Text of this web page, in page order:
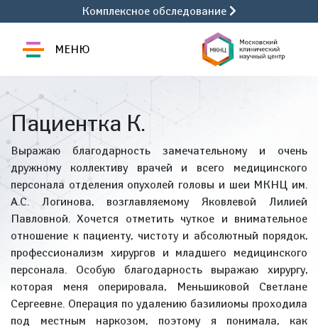
Комплексное обследование
МЕНЮ
Пациентка К.
Выражаю благодарность замечательному и очень
дружному коллективу врачей и всего медицинского
персонала отделения опухолей головы и шеи МКНЦ им.
А.С. Логинова, возглавляемому Яковлевой Лилией
Павловной. Хочется отметить чуткое и внимательное
отношение к пациенту, чистоту и абсолютный порядок,
профессионализм хирургов и младшего медицинского
персонала. Особую благодарность выражаю хирургу,
которая меня оперировала, Меньшиковой Светлане
Сергеевне. Операция по удалению базилиомы проходила
под местным наркозом, поэтому я понимала, как